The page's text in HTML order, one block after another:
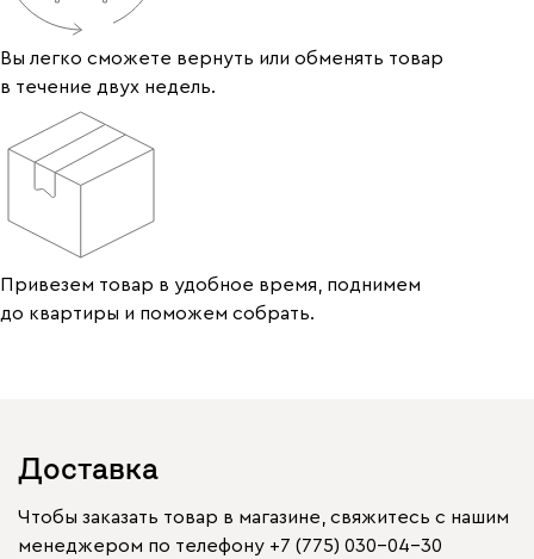
Вы легко сможете вернуть или обменять товар
в течение двух недель.
Привезем товар в удобное время, поднимем
до квартиры и поможем собрать.
Доставка
Чтобы заказать товар в магазине, свяжитесь с нашим
менеджером по телефону +7 (775) 030-04-30